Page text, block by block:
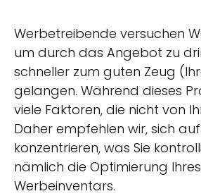
Werbetreibende versuchen
um durch das Angebot zu
schneller zum guten Zeug
gelangen. Während dieses
viele Faktoren, die nicht von
Daher empfehlen wir, sich
konzentrieren, was Sie
nämlich die Optimierung Ihres
Werbeinventars.